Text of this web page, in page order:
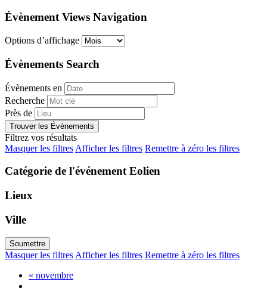
Évènement Views Navigation
Options d’affichage
Évènements Search
Évènements en
Recherche
Près de
Filtrez vos résultats
Masquer les filtres Afficher les filtres Remettre à zéro les filtres
Catégorie de l'événement Eolien
Lieux
Ville
Masquer les filtresAfficher les filtres Remettre à zéro les filtres
« novembre